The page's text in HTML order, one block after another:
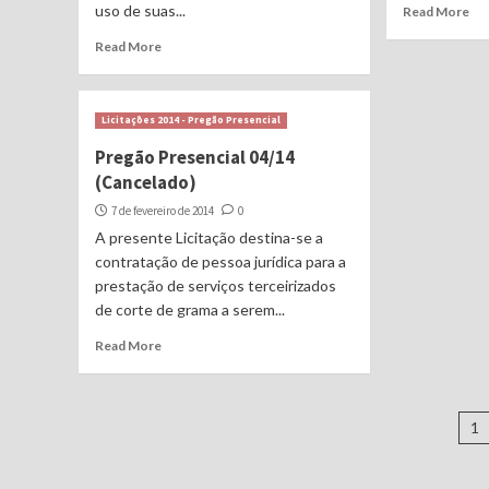
uso de suas...
Read More
Read More
Licitações 2014 - Pregão Presencial
Pregão Presencial 04/14
(Cancelado)
7 de fevereiro de 2014 0
A presente Licitação destina-se a
contratação de pessoa jurídica para a
prestação de serviços terceirizados
de corte de grama a serem...
Read More
1